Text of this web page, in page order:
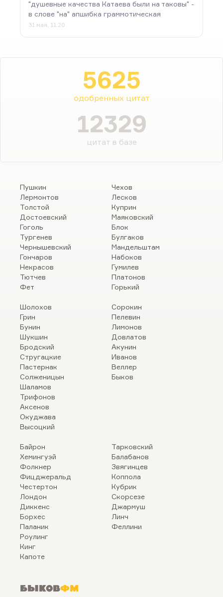
"душевные качества Катаева были на таковы" -
в слове "на" апшибка граммотическая
31 мая, 11:20
5625
одобренных цитат
12329
цитат в базе
Пушкин
Лермонтов
Толстой
Достоевский
Гоголь
Тургенев
Чернышевский
Гончаров
Некрасов
Тютчев
Фет
Чехов
Лесков
Куприн
Маяковский
Блок
Булгаков
Мандельштам
Набоков
Гумилев
Платонов
Горький
Шолохов
Грин
Бунин
Шукшин
Бродский
Стругацкие
Пастернак
Солженицын
Шаламов
Трифонов
Аксенов
Окуджава
Высоцкий
Сорокин
Пелевин
Лимонов
Довлатов
Акунин
Иванов
Веллер
Быков
Байрон
Хемингуэй
Фолкнер
Фицджеральд
Честертон
Лондон
Диккенс
Борхес
Паланик
Роулинг
Кинг
Капоте
Тарковский
Балабанов
Звягинцев
Коппола
Кубрик
Скорсезе
Джармуш
Линч
Феллини
БыковФМ